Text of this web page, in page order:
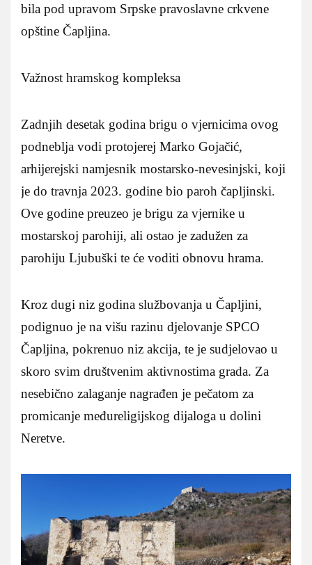
bila pod upravom Srpske pravoslavne crkvene
opštine Čapljina.
Važnost hramskog kompleksa
Zadnjih desetak godina brigu o vjernicima ovog
podneblja vodi protojerej Marko Gojačić,
arhijerejski namjesnik mostarsko-nevesinjski, koji
je do travnja 2023. godine bio paroh čapljinski.
Ove godine preuzeo je brigu za vjernike u
mostarskoj parohiji, ali ostao je zadužen za
parohiju Ljubuški te će voditi obnovu hrama.
Kroz dugi niz godina službovanja u Čapljini,
podignuo je na višu razinu djelovanje SPCO
Čapljina, pokrenuo niz akcija, te je sudjelovao u
skoro svim društvenim aktivnostima grada. Za
nesebično zalaganje nagrađen je pečatom za
promicanje međureligijskog dijaloga u dolini
Neretve.